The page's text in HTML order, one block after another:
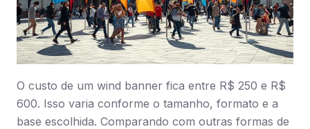
O custo de um wind banner fica entre R$ 250 e R$
600. Isso varia conforme o tamanho, formato e a
base escolhida. Comparando com outras formas de